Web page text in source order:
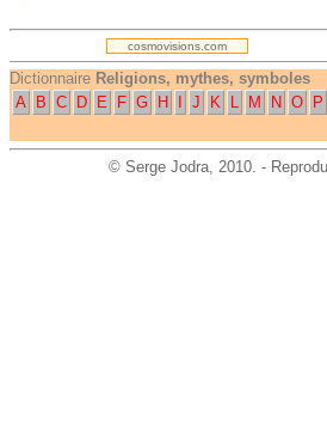
cosmovisions.com
Dictionnaire Religions, mythes, symboles
A
B C D E F G H J K L M N O P
© Serge Jodra, 2010. -